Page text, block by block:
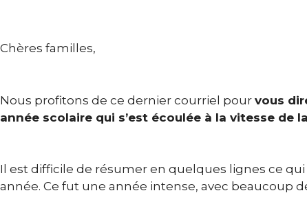
Chères familles,
Nous profitons de ce dernier courriel pour vous
année scolaire qui s’est écoulée à la vitesse de
Il est difficile de résumer en quelques lignes ce qui
année. Ce fut une année intense, avec beaucoup